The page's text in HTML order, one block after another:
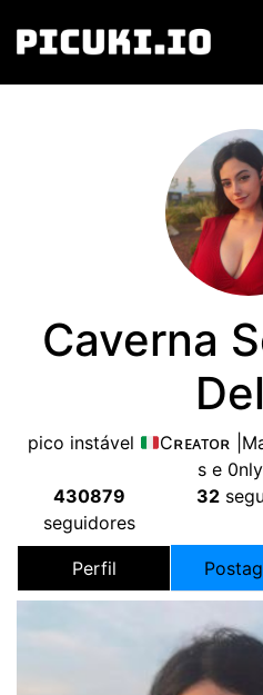
Caverna
pico instável Cʀᴇᴀᴛᴏʀ
s e
430879
seguidores
32
Perfil